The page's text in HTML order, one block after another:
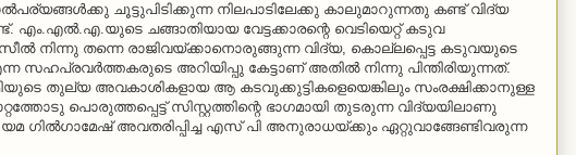
ചൂട്ടുപിടിക്കുന്ന നിലപാടിലേക്കു കാലുമാറുന്നതു കണ്ട് വിദ്യ
ചങ്ങാതിയായ വേട്ടക്കാരന്റെ വെടിയെറ്റ് കടുവ
നിന്നു തന്നെ രാജിവയ്ക്കാനൊരുങ്ങുന്ന വിദ്യ, കൊല്ലപ്പെട്ട കടുവയുടെ
സഹപ്രവര്‍ത്തകരുടെ അറിയിപ്പു കേട്ടാണ് അതില്‍ നിന്നു പിന്തിരിയുന്നത്.
തുല്യ അവകാശികളായ ആ കടവുക്കുട്ടികളെയെങ്കിലും സംരക്ഷിക്കാനുള്ള
പൊരുത്തപ്പെട്ട് സിസ്റ്റത്തിന്റെ ഭാഗമായി തുടരുന്ന വിദ്യയിലാണു
ഗില്‍ഗാമേഷ് അവതരിപ്പിച്ച എസ് പി അനുരാധയ്ക്കും ഏറ്റുവാങ്ങേണ്ടിവരുന്ന